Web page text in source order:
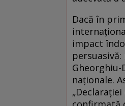
Dacă în
impact
naţionale.